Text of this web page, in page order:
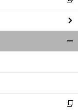
し
い
ウ
ィ
ン
ウ
開
く
新